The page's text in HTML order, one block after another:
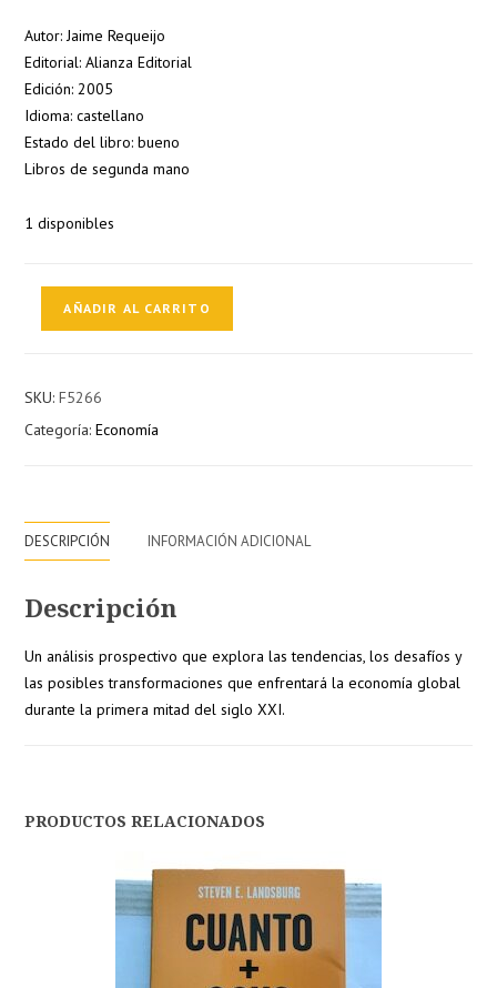
Autor: Jaime Requeijo
Editorial: Alianza Editorial
Edición: 2005
Idioma: castellano
Estado del libro: bueno
Libros de segunda mano
1 disponibles
mundial
del
AÑADIR AL CARRITO
SKU:F5266
Categoría:Economía
DESCRIPCIÓN INFORMACIÓN ADICIONAL
Descripción
Un análisis prospectivo que explora las tendencias, los desafíos y
las posibles transformaciones que enfrentará la economía global
durante la primera mitad del siglo XXI.
PRODUCTOS RELACIONADOS